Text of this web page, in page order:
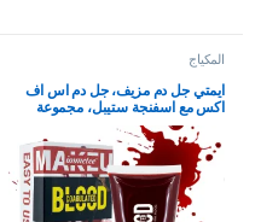
المكياج
ايمتي جل دم مزيف، جل دم اس اف
اكس مع اسفنجة ستيبل، مجموعة
مكياج دم مزيف اس اف اكس للتخثر
في مرحلة الهالوين، مكياج الوجه
والجسم 55 غرام